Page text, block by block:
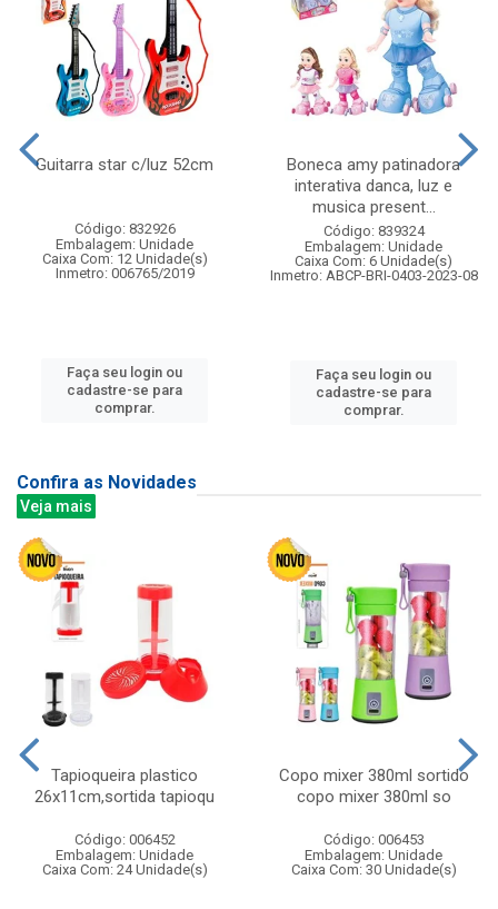
Guitarra star c/luz 52cm
Código: 832926
Embalagem: Unidade
Caixa Com: 12 Unidade(s)
Inmetro: 006765/2019
Faça seu login ou
cadastre-se para
comprar.
Boneca amy patinadora
interativa danca, luz e
musica present...
Código: 839324
Embalagem: Unidade
Caixa Com: 6 Unidade(s)
Inmetro: ABCP-BRI-0403-2023-08
Faça seu login ou
cadastre-se para
comprar.
Confira as Novidades
Veja mais
Tapioqueira plastico
26x11cm,sortida tapioqu
Código: 006452
Embalagem: Unidade
Caixa Com: 24 Unidade(s)
Copo mixer 380ml sortido
copo mixer 380ml so
Código: 006453
Embalagem: Unidade
Caixa Com: 30 Unidade(s)